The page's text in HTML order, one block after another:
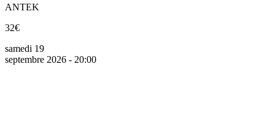
ANTEK
32€
samedi 19
septembre 2026 - 20:00